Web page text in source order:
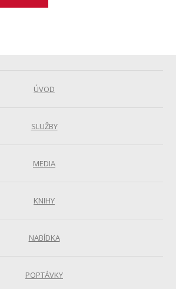
ÚVOD
SLUŽBY
MEDIA
KNIHY
NABÍDKA
POPTÁVKY